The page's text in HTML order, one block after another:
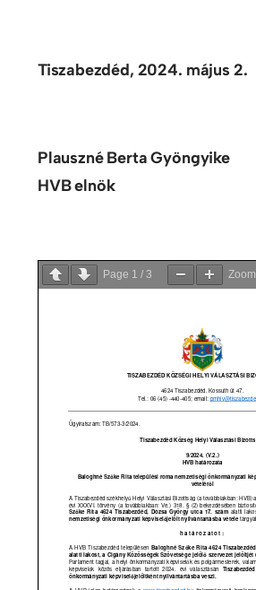
Tiszabezdéd, 2024. május 2.
Plauszné Berta Gyöngyike
HVB elnök
Page 1 / 3 Zoom